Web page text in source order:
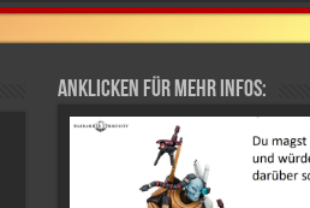
Anklicken für mehr Infos: